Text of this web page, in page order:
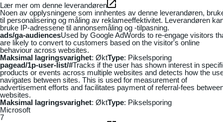
Lær mer om denne leverandøren
Noen av opplysningene som innhentes av denne leverandøren,
til personalisering og måling av reklameeffektivitet. Leverandøren
bruke IP-adressene til annonsemåling og -tilpasning.
ads/ga-audiencesUsed by Google AdWords to re-engage visitors
are likely to convert to customers based on the visitor's online
behaviour across websites.
Maksimal lagringsvarighet: ØktType: Pikselsporing
pagead/1p-user-list/#Tracks if the user has shown interest in
products or events across multiple websites and detects how the
navigates between sites. This is used for measurement of
advertisement efforts and facilitates payment of referral-fees
websites.
Maksimal lagringsvarighet: ØktType: Pikselsporing
Microsoft
7